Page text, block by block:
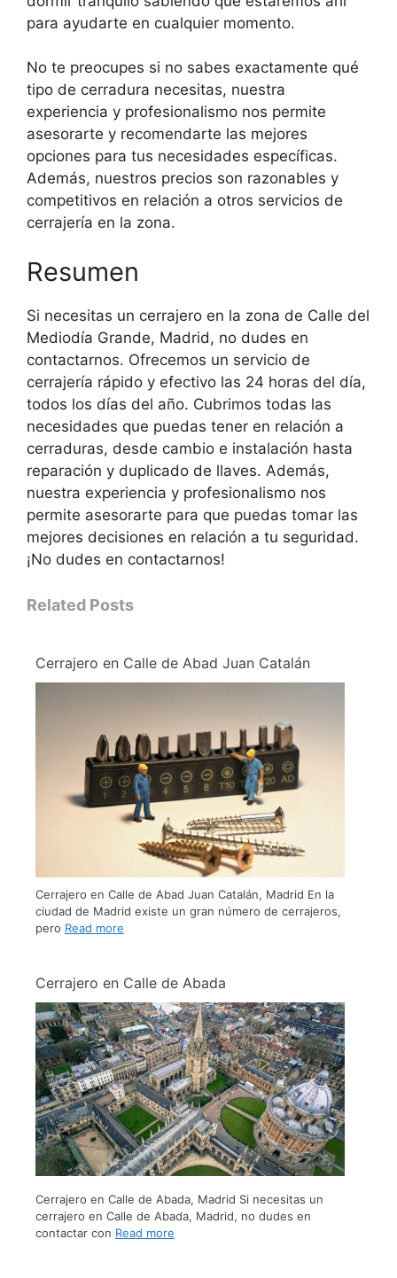
para ayudarte en cualquier momento.
No te preocupes si no sabes exactamente qué
tipo de cerradura necesitas, nuestra
experiencia y profesionalismo nos permite
asesorarte y recomendarte las mejores
opciones para tus necesidades específicas.
Además, nuestros precios son razonables y
competitivos en relación a otros servicios de
cerrajería en la zona.
Resumen
Si necesitas un cerrajero en la zona de Calle del
Mediodía Grande, Madrid, no dudes en
contactarnos. Ofrecemos un servicio de
cerrajería rápido y efectivo las 24 horas del día,
todos los días del año. Cubrimos todas las
necesidades que puedas tener en relación a
cerraduras, desde cambio e instalación hasta
reparación y duplicado de llaves. Además,
nuestra experiencia y profesionalismo nos
permite asesorarte para que puedas tomar las
mejores decisiones en relación a tu seguridad.
¡No dudes en contactarnos!
Related Posts
Cerrajero en Calle de Abad Juan Catalán
Cerrajero en Calle de Abad Juan Catalán, Madrid En la
ciudad de Madrid existe un gran número de cerrajeros,
pero Read more
Cerrajero en Calle de Abada
Cerrajero en Calle de Abada, Madrid Si necesitas un
cerrajero en Calle de Abada, Madrid, no dudes en
contactar con Read more